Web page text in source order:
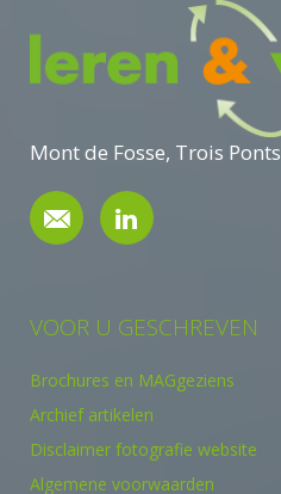
Mont de Fosse, Trois
VOOR U GESCHREVEN
Brochures en MAGgeziens
Archief artikelen
Disclaimer fotografie website
Algemene voorwaarden